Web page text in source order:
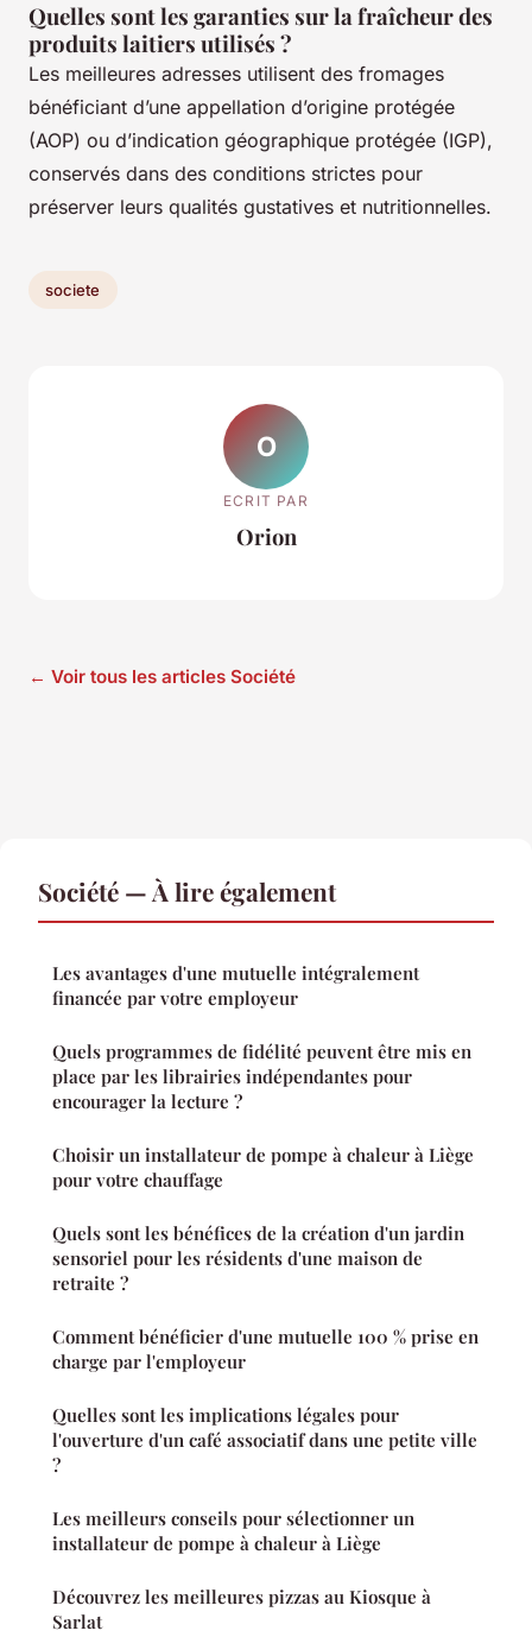
Quelles sont les garanties sur la fraîcheur des
produits laitiers utilisés ?
Les meilleures adresses utilisent des fromages
bénéficiant d’une appellation d’origine protégée
(AOP) ou d’indication géographique protégée (IGP),
conservés dans des conditions strictes pour
préserver leurs qualités gustatives et nutritionnelles.
societe
O
ECRIT PAR
Orion
← Voir tous les articles Société
Société — À lire également
Les avantages d'une mutuelle intégralement
financée par votre employeur
Quels programmes de fidélité peuvent être mis en
place par les librairies indépendantes pour
encourager la lecture ?
Choisir un installateur de pompe à chaleur à Liège
pour votre chauffage
Quels sont les bénéfices de la création d'un jardin
sensoriel pour les résidents d'une maison de
retraite ?
Comment bénéficier d'une mutuelle 100 % prise en
charge par l'employeur
Quelles sont les implications légales pour
l'ouverture d'un café associatif dans une petite ville
?
Les meilleurs conseils pour sélectionner un
installateur de pompe à chaleur à Liège
Découvrez les meilleures pizzas au Kiosque à
Sarlat